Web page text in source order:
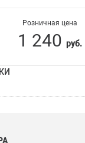
Розничная цена
1 240 руб.